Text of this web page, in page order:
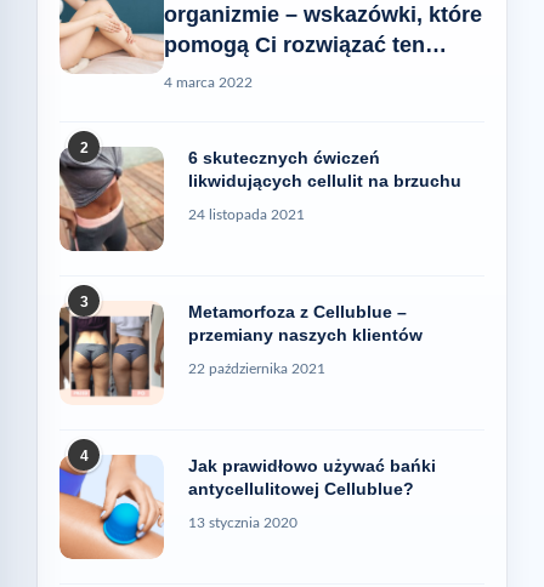
organizmie – wskazówki, które
pomogą Ci rozwiązać ten
problem
4 marca 2022
2
6 skutecznych ćwiczeń
likwidujących cellulit na brzuchu
24 listopada 2021
3
Metamorfoza z Cellublue –
przemiany naszych klientów
22 października 2021
4
Jak prawidłowo używać bańki
antycellulitowej Cellublue?
13 stycznia 2020